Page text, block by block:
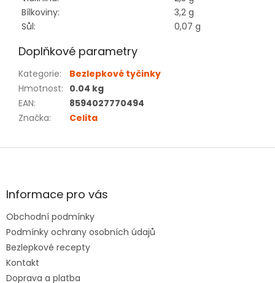
Bílkoviny:
3,2 g
Sůl:
0,07 g
Doplňkové parametry
Kategorie:
Bezlepkové tyčinky
Hmotnost: 0.04 kg
EAN:
8594027770494
Značka: Celita
Z
aInformace pro vás
Obchodní podmínky
Podmínky ochrany osobních údajů
Bezlepkové recepty
Kontakt
Doprava a platba